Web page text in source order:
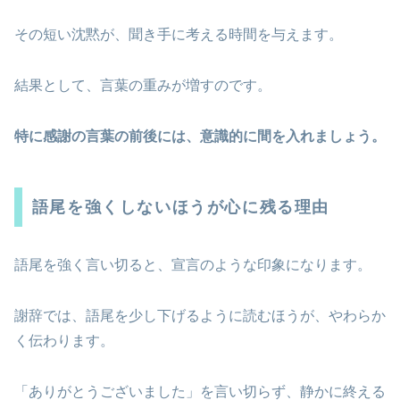
その短い沈黙が、聞き手に考える時間を与えます。
結果として、言葉の重みが増すのです。
特に感謝の言葉の前後には、意識的に間を入れましょう。
語尾を強くしないほうが心に残る理由
語尾を強く言い切ると、宣言のような印象になります。
謝辞では、語尾を少し下げるように読むほうが、やわらか
く伝わります。
「ありがとうございました」を言い切らず、静かに終える